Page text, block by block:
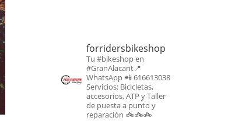
forridersbikeshop
Tu #bikeshop en
#GranAlacant📍
WhatsApp 📲 616613038
Servicios: Bicicletas,
accesorios, ATP y Taller
de puesta a punto y
reparación 🚲🚲🚲